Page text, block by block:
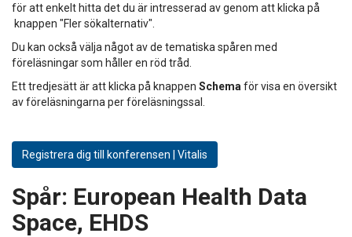
för att enkelt hitta det du är intresserad av genom att klicka på
knappen "Fler sökalternativ".
Du kan också välja något av de tematiska spåren med
föreläsningar som håller en röd tråd.
Ett tredjesätt är att klicka på knappen Schema för visa en översikt
av föreläsningarna per föreläsningssal.
Registrera dig till konferensen | Vitalis
Spår: European Health Data
Space, EHDS